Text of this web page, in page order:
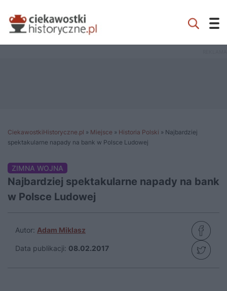
CiekawostkiHistoryczne.pl » Miejsce » Historia Polski » Najbardziej
spektakularne napady na bank w Polsce Ludowej
ZIMNA WOJNA
Najbardziej spektakularne napady na bank
w Polsce Ludowej
Autor: Adam Miklasz
Data publikacji: 08.02.2017